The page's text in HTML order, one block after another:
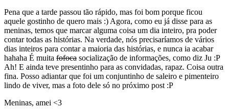
Pena que a tarde passou tão rápido, mas foi bom porque ficou
aquele gostinho de quero mais :) Agora, como eu já disse para as
meninas, temos que marcar alguma coisa um dia inteiro, pra poder
contar todas as histórias. Na verdade, nós precisaríamos de vários
dias inteiros para contar a maioria das histórias, e nunca ia acabar
hahaha É muita fofoca socialização de informações, como diz Ju :P
Ah! E ainda teve presentinho para as convidadas, rapaz. Coisa outra
fina. Posso adiantar que foi um conjuntinho de saleiro e pimenteiro
lindo de viver, mas a foto dele só no próximo post :P
Meninas, amei <3